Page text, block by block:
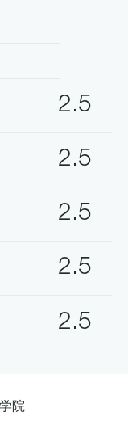
2.5
2.5
2.5
2.5
2.5
院